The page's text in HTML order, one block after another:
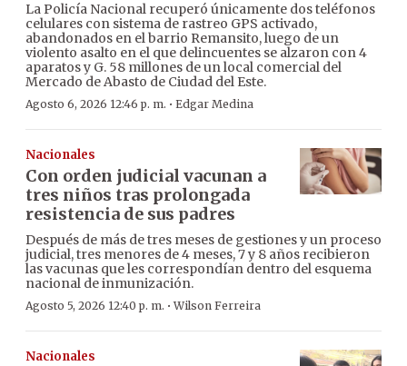
La Policía Nacional recuperó únicamente dos teléfonos
celulares con sistema de rastreo GPS activado,
abandonados en el barrio Remansito, luego de un
violento asalto en el que delincuentes se alzaron con 4
aparatos y G. 58 millones de un local comercial del
Mercado de Abasto de Ciudad del Este.
Agosto 6, 2026 12:46 p. m. · Edgar Medina
Nacionales
Con orden judicial vacunan a
tres niños tras prolongada
resistencia de sus padres
Después de más de tres meses de gestiones y un proceso
judicial, tres menores de 4 meses, 7 y 8 años recibieron
las vacunas que les correspondían dentro del esquema
nacional de inmunización.
Agosto 5, 2026 12:40 p. m. ·Wilson Ferreira
Nacionales